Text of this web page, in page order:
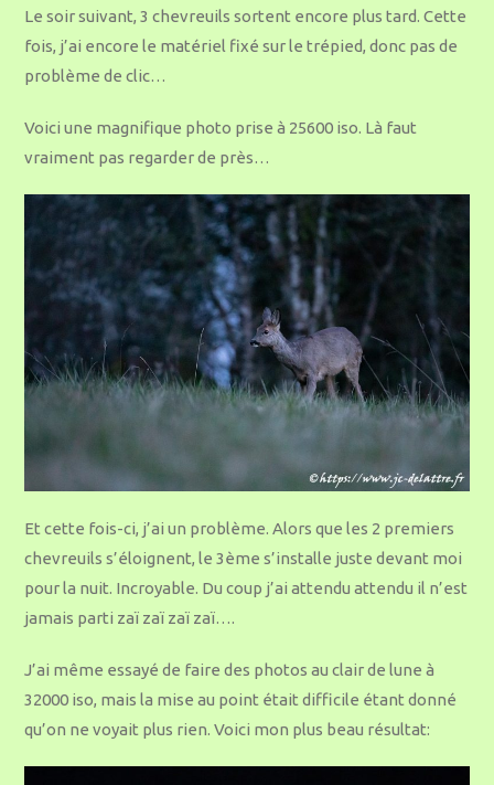
Le soir suivant, 3 chevreuils sortent encore plus tard. Cette
fois, j’ai encore le matériel fixé sur le trépied, donc pas de
problème de clic…
Voici une magnifique photo prise à 25600 iso. Là faut
vraiment pas regarder de près…
Et cette fois-ci, j’ai un problème. Alors que les 2 premiers
chevreuils s’éloignent, le 3ème s’installe juste devant moi
pour la nuit. Incroyable. Du coup j’ai attendu attendu il n’est
jamais parti zaï zaï zaï zaï….
J’ai même essayé de faire des photos au clair de lune à
32000 iso, mais la mise au point était difficile étant donné
qu’on ne voyait plus rien. Voici mon plus beau résultat: